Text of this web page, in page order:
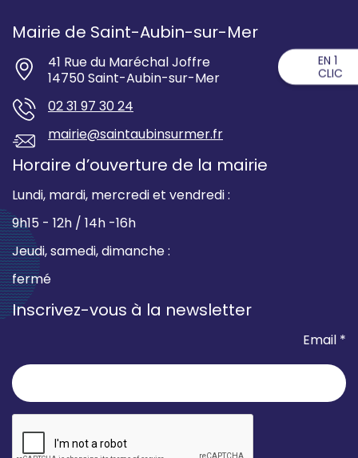
Mairie de Saint-Aubin-sur-Mer
41 Rue du Maréchal Joffre
14750 Saint-Aubin-sur-Mer
02 31 97 30 24
mairie@saintaubinsurmer.fr
Horaire d’ouverture de la mairie
Lundi, mardi, mercredi et vendredi :
9h15 - 12h / 14h -16h
Jeudi, samedi, dimanche :
fermé
Inscrivez-vous à la newsletter
Email *
EN 1
CLIC